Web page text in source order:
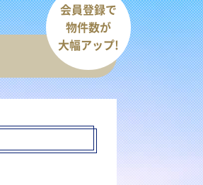
会員登録で
物件数が
大幅アップ!